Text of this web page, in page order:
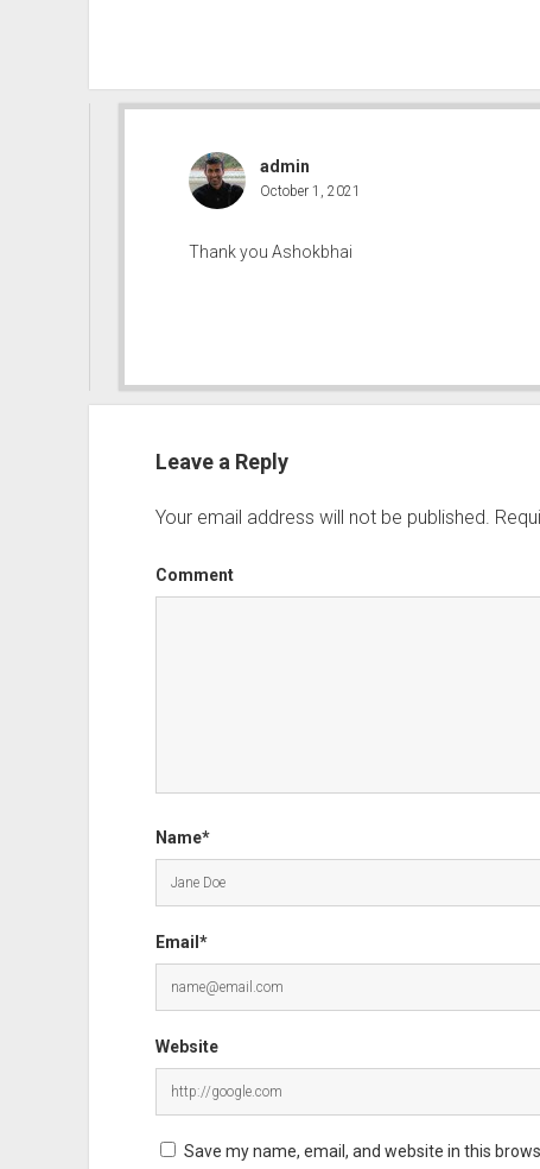
admin
October 1, 2021
Thank you Ashokbhai
Leave a Reply
Your email address will not be published.
Comment
Name*
Email*
Website
Save my name, email, and website in this